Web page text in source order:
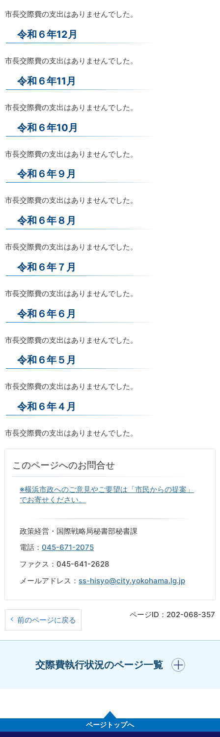
市長交際費の支出はありませんでした。
令和６年12月
市長交際費の支出はありませんでした。
令和６年11月
市長交際費の支出はありませんでした。
令和６年10月
市長交際費の支出はありませんでした。
令和６年９月
市長交際費の支出はありませんでした。
令和６年８月
市長交際費の支出はありませんでした。
令和６年７月
市長交際費の支出はありませんでした。
令和６年６月
市長交際費の支出はありませんでした。
令和６年５月
市長交際費の支出はありませんでした。
令和６年４月
市長交際費の支出はありませんでした。
このページへのお問合せ
※横浜市政へのご意見やご要望は「市民からの提案」
でお寄せください。
政策経営・国際戦略局秘書部秘書課
電話： 045-671-2075
ファクス：045-641-2628
メールアドレス： ss-hisyo@city.yokohama.lg.jp
前のページに戻る
ページID：202-068-357
交際費執行状況のページ一覧
開く
ページトップへ